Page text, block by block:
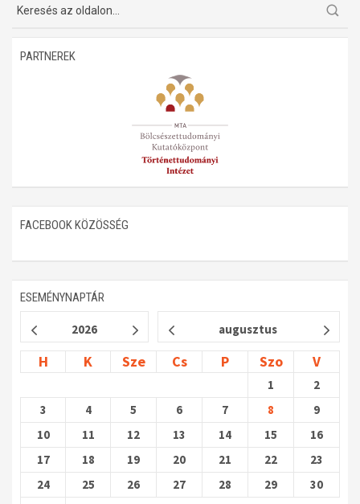
PARTNEREK
FACEBOOK KÖZÖSSÉG
ESEMÉNYNAPTÁR
2026 augusztus
H K Sze Cs P Szo V
1
2
3
4 5 6 7 8
9
10
11 12 13 14 15
16
17
18 19 20 21 22
23
24
25 26 27 28 29
30